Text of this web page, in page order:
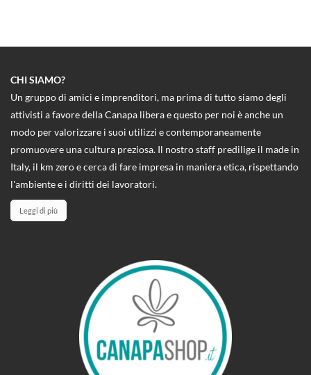
CHI SIAMO?
Un gruppo di amici e imprenditori, ma prima di tutto siamo degli
attivisti a favore della Canapa libera e questo per noi è anche un
modo per valorizzare i suoi utilizzi e contemporaneamente
promuovere una cultura preziosa. Il nostro staff predilige il made in
Italy, il km zero e cerca di fare impresa in maniera etica, rispettando
l'ambiente e i diritti dei lavoratori.
Leggi di più